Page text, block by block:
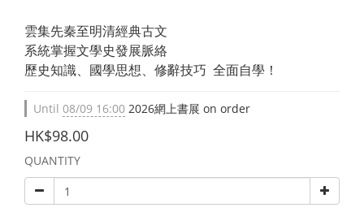
雲集先秦至明清經典古文
系統掌握文學史發展脈絡
歷史知識、國學思想、修辭技巧  全面自學！
Until 08/09 16:00 2026網上書展 on order
HK$98.00
QUANTITY